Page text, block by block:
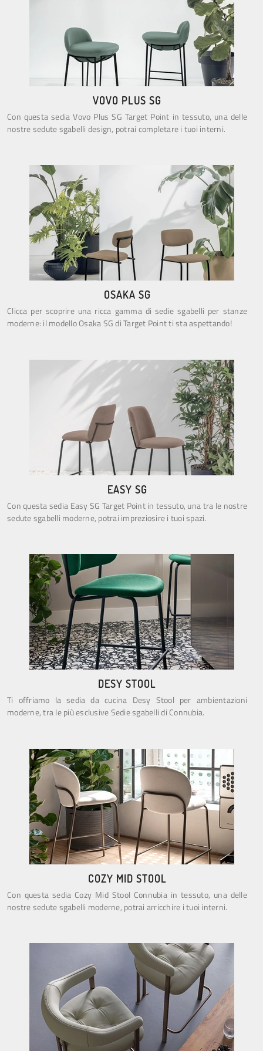
VOVO PLUS SG
Con questa sedia Vovo Plus SG Target Point in tessuto, una delle
nostre sedute sgabelli design, potrai completare i tuoi interni.
OSAKA SG
Clicca per scoprire una ricca gamma di sedie sgabelli per stanze
moderne: il modello Osaka SG di Target Point ti sta aspettando!
EASY SG
Con questa sedia Easy SG Target Point in tessuto, una tra le nostre
sedute sgabelli moderne, potrai impreziosire i tuoi spazi.
DESY STOOL
Ti offriamo la sedia da cucina Desy Stool per ambientazioni
moderne, tra le più esclusive Sedie sgabelli di Connubia.
COZY MID STOOL
Con questa sedia Cozy Mid Stool Connubia in tessuto, una delle
nostre sedute sgabelli moderne, potrai arricchire i tuoi interni.